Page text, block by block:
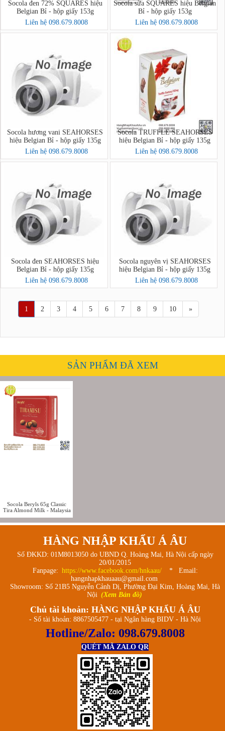
Socola đen 72% SQUARES hiệu
Belgian Bỉ - hộp giấy 153g
Liên hệ 098.679.8008
Socola sữa SQUARES hiệu Belgian
Bỉ - hộp giấy 153g
Liên hệ 098.679.8008
Socola hương vani SEAHORSES
hiệu Belgian Bỉ - hộp giấy 135g
Liên hệ 098.679.8008
Socola TRUFFLE SEAHORSES
hiệu Belgian Bỉ - hộp giấy 135g
Liên hệ 098.679.8008
Socola đen SEAHORSES hiệu
Belgian Bỉ - hộp giấy 135g
Liên hệ 098.679.8008
Socola nguyên vị SEAHORSES
hiệu Belgian Bỉ - hộp giấy 135g
Liên hệ 098.679.8008
1 2 3 4 5 6 7 8 9 10 »
SẢN PHẨM ĐÃ XEM
Socola Beryls 65g Classic
Tira Almond Milk - Malaysia
HÀNG NHẬP KHẨU Á ÂU
Số ĐKKD: 01M8013050 do UBND Q. Hoàng Mai, Hà Nội cấp ngày
20/01/2015
Fanpage: https://www.facebook.com/hnkaau/
* Email:
hangnhapkhauaau@gmail.com
Showroom: Số 21B5 Nguyễn Cảnh Dị, Phường Đại Kim, Hoàng Mai, Hà
Nội (Xem Bản đồ)
Chủ tài khoản: HÀNG NHẬP KHẨU Á ÂU
- Số tài khoản: 8867505477 - tại Ngân hàng BIDV - Hà Nội
Hotline/Zalo: 098.679.8008
QUÉT MÃ ZALO QR